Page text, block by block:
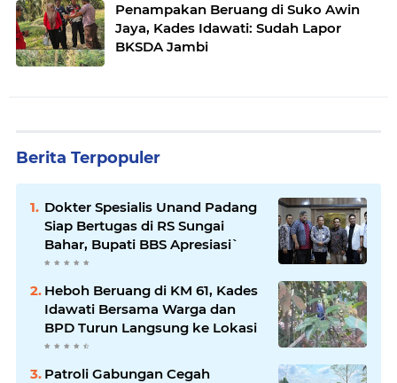
Penampakan Beruang di Suko Awin
Jaya, Kades Idawati: Sudah Lapor
BKSDA Jambi
Berita Terpopuler
Dokter Spesialis Unand Padang
Siap Bertugas di RS Sungai
Bahar, Bupati BBS Apresiasi`
Heboh Beruang di KM 61, Kades
Idawati Bersama Warga dan
BPD Turun Langsung ke Lokasi
Patroli Gabungan Cegah